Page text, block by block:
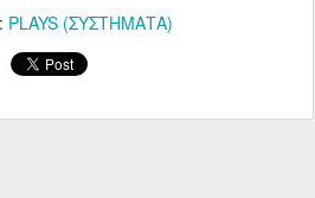
PLAYS (ΣΥΣΤΗΜΑΤΑ)